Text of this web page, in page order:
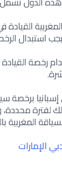
القيادة
استبدال
رخصة
برخصة
لفترة
المغربية
الإمارات